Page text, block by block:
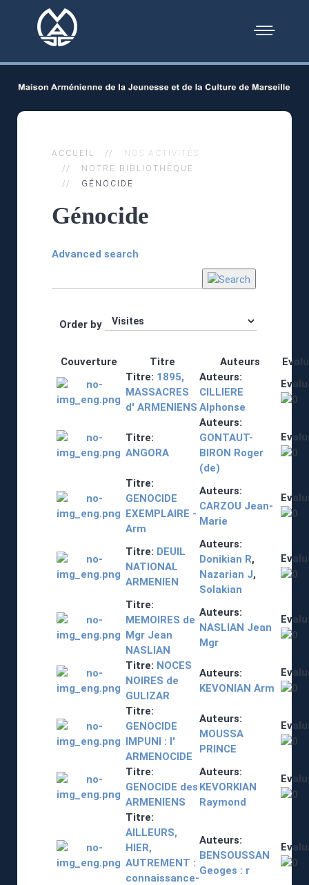
ACCUEIL
NOS ACTIVITÉS
NOTRE BIBLIOTHÈQUE
GÉNOCIDE
Génocide
Advanced search
Order by
Couverture Titre Auteurs
Titre: 1895,
MASSACRES
d' ARMENIENS
Auteurs:
CILLIERE
Alphonse
Titre:
ANGORA
Auteurs:
GONTAUT-
BIRON Roger
(de)
Titre:
GENOCIDE
EXEMPLAIRE -
Arm
Auteurs:
CARZOU Jean-
Marie
Titre: DEUIL
NATIONAL
ARMENIEN
Auteurs:
Donikian R,
Nazarian J,
Solakian
Titre:
MEMOIRES de
Mgr Jean
NASLIAN
Auteurs:
NASLIAN Jean
Mgr
Titre: NOCES
NOIRES de
GULIZAR
Auteurs:
KEVONIAN Arm
Titre:
GENOCIDE
IMPUNI : l'
ARMENOCIDE
Auteurs:
MOUSSA
PRINCE
Titre:
GENOCIDE des
ARMENIENS
Auteurs:
KEVORKIAN
Raymond
Titre:
AILLEURS,
HIER,
AUTREMENT :
connaissance-
Auteurs:
BENSOUSSAN
Geoges : r